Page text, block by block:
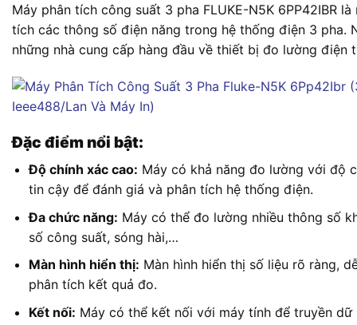
Máy phân tích công suất 3 pha FLUKE-N5K 6PP42IBR
tích các thông số điện năng trong hệ thống điện 3 pha.
những nhà cung cấp hàng đầu về thiết bị đo lường điện
Đặc điểm nổi bật:
Độ chính xác cao: Máy có khả năng đo lường với độ
tin cậy để đánh giá và phân tích hệ thống điện.
Đa chức năng: Máy có thể đo lường nhiều thông số
số công suất, sóng hài,…
Màn hình hiển thị: Màn hình hiển thị số liệu rõ ràng,
phân tích kết quả đo.
Kết nối: Máy có thể kết nối với máy tính để truyền